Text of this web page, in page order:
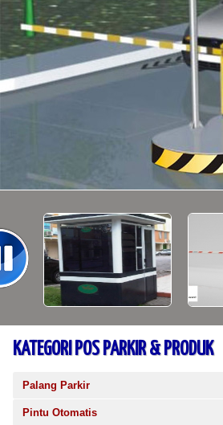
KATEGORI POS PARKIR & PRODUK
Palang Parkir
Pintu Otomatis